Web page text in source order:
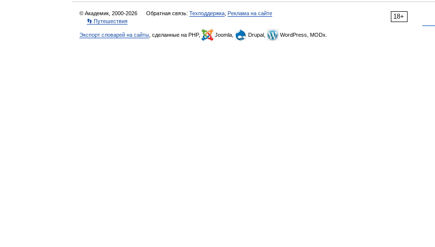
18+
© Академик, 2000-2026 Обратная связь: Техподдержка Реклама на сайте
👣 Путешествия
Экспорт словарей на сайты , сделанные на PHP, Joomla, Drupal, WordPress, MODx.